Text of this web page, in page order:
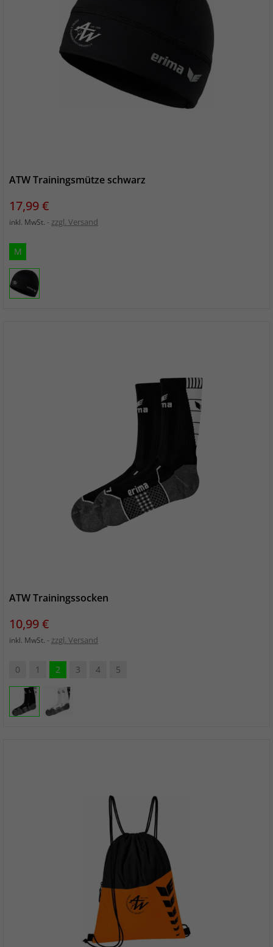
ATW Trainingsmütze schwarz
Preis
17,99 €
inkl. MwSt. zzgl. Versand
M
ATW Trainingssocken
Preis
10,99 €
inkl. MwSt. zzgl. Versand
0 1 2 3 4 5